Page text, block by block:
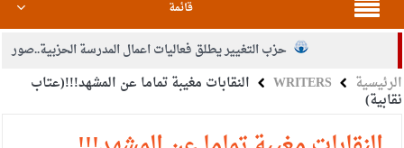
قائمة
حزب التغيير يطلق فعاليات اعمال المدرسة الحزبية..صور
الجيش يفتح باب التجنيد لحملة البكالوريوس في الحقوق والقانون
الرئيسية WRITERS النقابات مغيبة تماما عن المشهد!!!(عتاب
نقابية)